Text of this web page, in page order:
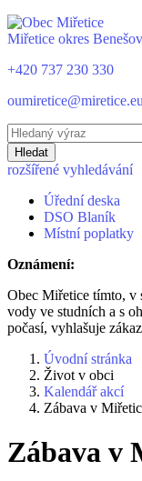
Miřetice okres Benešov
+420 737 230 330
oumiretice@miretice.eu
Hledat
rozšířené vyhledávání
Úřední deska
DSO Blaník
Místní poplatky
Oznámení:
Obec Miřetice tímto, v
vody ve studních a s
počasí, vyhlašuje
Úvodní stránka
Život v obci
Kalendář akcí
Zábava v
Zábava v